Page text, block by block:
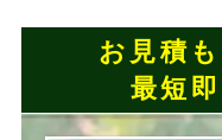
お見積
最短